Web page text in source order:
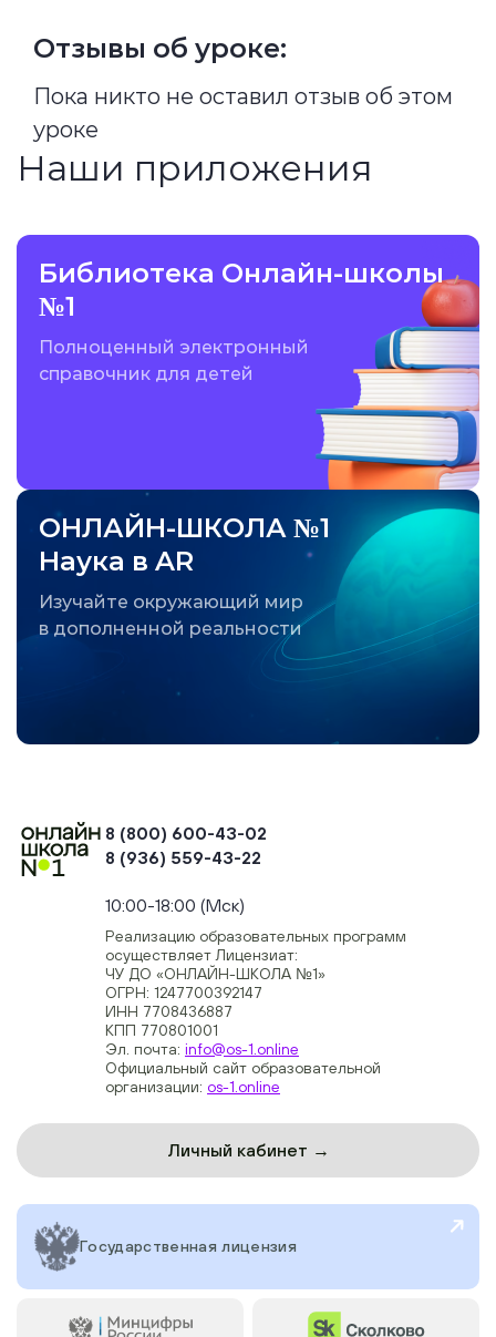
Отзывы об уроке:
Пока никто не оставил отзыв об этом
уроке
Наши приложения
Библиотека Онлайн-школы
№1
Полноценный электронный
справочник для детей
ОНЛАЙН-ШКОЛА №1
Наука в AR
Изучайте окружающий мир
в дополненной реальности
8 (800) 600-43-02
8 (936) 559-43-22
10:00-18:00 (Мск)
Реализацию образовательных программ
осуществляет Лицензиат:
ЧУ ДО «ОНЛАЙН-ШКОЛА №1»
ОГРН: 1247700392147
ИНН 7708436887
КПП 770801001
Эл. почта: info@os-1.online
Официальный сайт образовательной
организации: os-1.online
Личный кабинет →
Государственная лицензия